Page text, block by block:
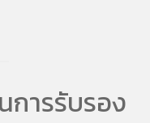
การรับรอง